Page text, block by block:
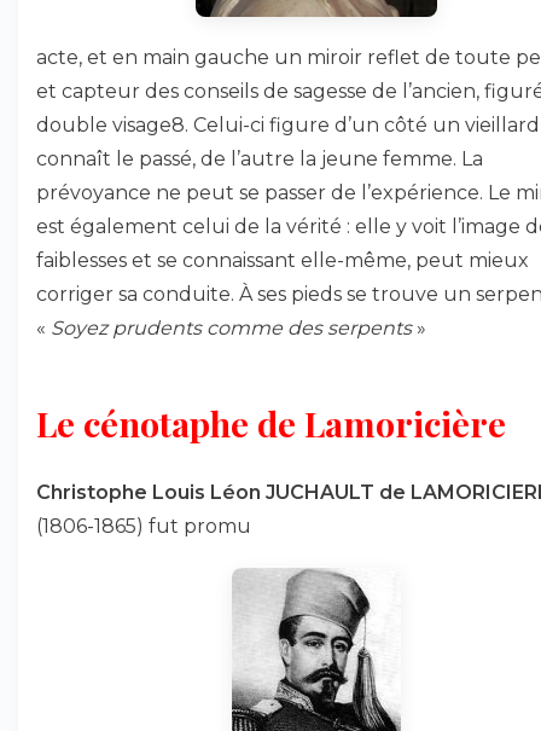
acte, et en main gauche un miroir reflet de toute
et capteur des conseils de sagesse de l’ancien,
double visage8. Celui-ci figure d’un côté un
connaît le passé, de l’autre la jeune femme. La
prévoyance ne peut se passer de l’expérience. Le
est également celui de la vérité : elle y voit l’image
faiblesses et se connaissant elle-même, peut mieux
corriger sa conduite. À ses pieds se trouve un
« Soyez prudents comme des serpents»
Le cénotaphe de Lamoricière
Christophe Louis Léon JUCHAULT de
(1806-1865) fut promu